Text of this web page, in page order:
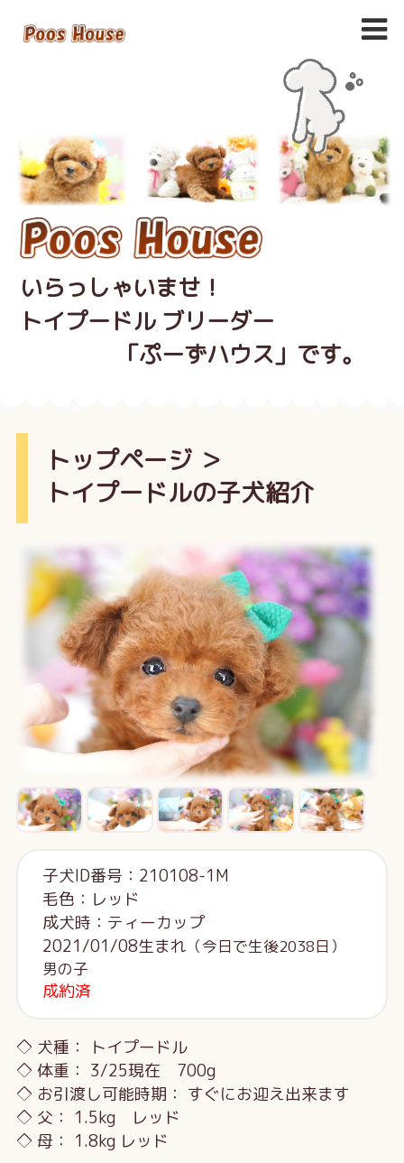
いらっしゃいませ！
トイプードル ブリーダー
「ぷーずハウス」です。
トップページ＞
トイプードルの子犬紹介
子犬ID番号：210108-1M
毛色：レッド
成犬時：ティーカップ
2021/01/08生まれ （今日で生後2038日）
男の子
成約済
◇ 犬種： トイプードル
◇ 体重： 3/25現在 700g
◇ お引渡し可能時期： すぐにお迎え出来ます
◇ 父： 1.5kg レッド
◇ 母： 1.8kg レッド